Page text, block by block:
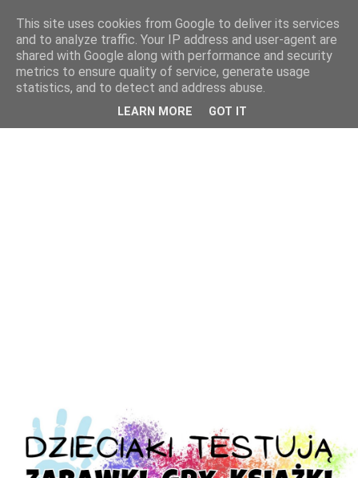
This site uses cookies from Google to deliver its services
and to analyze traffic. Your IP address and user-agent are
shared with Google along with performance and security
metrics to ensure quality of service, generate usage
statistics, and to detect and address abuse.
LEARN MORE GOT IT